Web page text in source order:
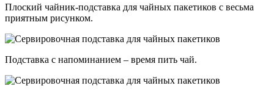
Плоский чайник-подставка для чайных пакетиков с весьма
приятным рисунком.
Подставка с напоминанием – время пить чай.